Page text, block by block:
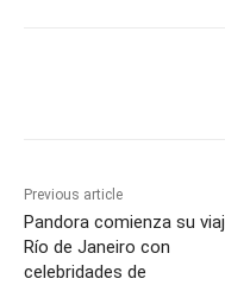
Previous article
Pandora comienza su
Río de Janeiro con
celebridades de